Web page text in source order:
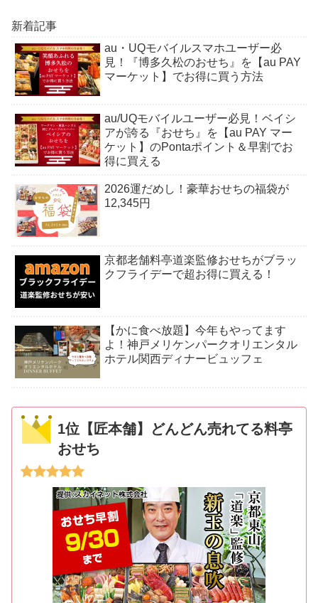
新着記事
au・UQモバイルスマホユーザー必
見！『博多久松のおせち』を【au PAY
マーケット】でお得に買う方法
au/UQモバイルユーザー必見！ベイシ
アが誇る『おせち』を【au PAY マー
ケット】のPontaポイント＆早割でお
得に買える
2026運だめし！豪華おせちの福袋が
12,345円
京都老舗料亭道楽監修おせちがブラッ
クフライデーで超お得に買える！
【かに食べ放題】今年もやってます
よ！神戸メリケンパークオリエンタル
ホテル関西ディナービュッフェ
1位【匠本舗】どんどん売れてる料亭
おせち